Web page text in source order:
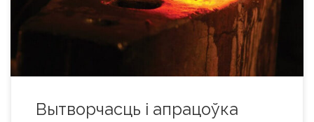
Канькі, Свідна (Лагойскі р-н) і інш. У жалезаробных
майстэрнях жалеза здабывалі і выраблялі з яго рэчы […]
Вытворчасць і апрацоўка